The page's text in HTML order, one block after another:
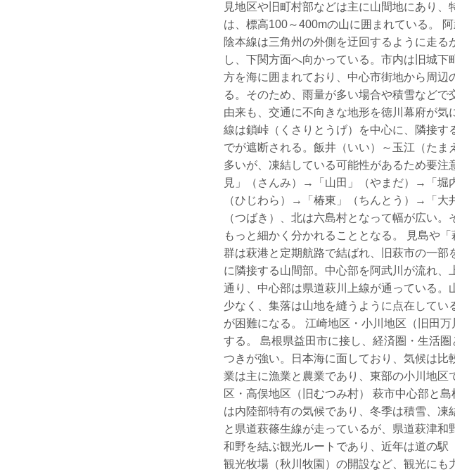
見地区や旧町村部などは主に山間地にあり
は、標高100～400mの山に囲まれている。
陰本線は三角州の外側を迂回するように走
し、下関方面へ向かっている。市内は旧城
方を海に囲まれており、中心市街地から周
る。そのため、雨量が多い場合や積雪など
由来も、交通に不向きな地形を徳川幕府が
線は鎖峠（くさりとうげ）を中心に、隣接す
でが遮断される。飯井（いい）～玉江（た
多いが、凍結している可能性があるため要
見」（さんみ）→「山田」（やまだ）→「堀
（ひじわら）→「椿東」（ちんとう）→「大
（つばき）、北は六島村となって幅が広い
もっと細かく分かれることとなる。 見島や
群は萩港と定期航路で結ばれ、旧萩市の一
に隣接する山間部。中心部を阿武川が流れ
通り、中心部は県道萩川上線が通っている
少なく、集落は山地を縫うように点在して
が困難になる。 江崎地区・小川地区（旧田
する。 島根県益田市に接し、経済圏・生活
つきが強い。日本海に面しており、気候は
業は主に漁業と農業であり、東部の小川地
区・高俣地区（旧むつみ村） 萩市中心部と
は内陸部特有の気候であり、冬季は積雪、
と県道萩篠生線が走っているが、県道萩津
和野を結ぶ観光ルートであり、近年は道の駅
観光牧場（秋川牧園）の開設など、観光にも